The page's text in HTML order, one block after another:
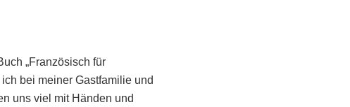
„Französisch für
bei meiner Gastfamilie und
uns viel mit Händen und